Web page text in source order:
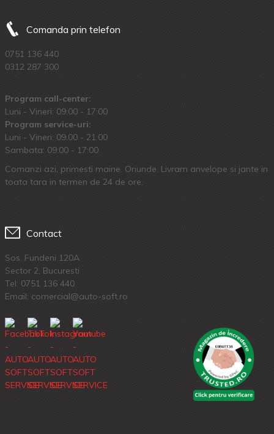
Comanda prin telefon
0751 136 440
0312 287 300
Program call-center:
Luni - Vineri: 09:00 - 17:00
Program service-uri:
Luni - Vineri: 09.00 - 21:00
Sambata: 09:00 - 17:00
Comanzi azi, primesti maine. Oriunde. Livram anvelope si jante in
toata tara in termen de 24 de ore.
Contact
Sos. Fundeni 120A
Sector 2, Bucuresti
Tel: 0751 136 440
Email: comercial@auto-soft.ro